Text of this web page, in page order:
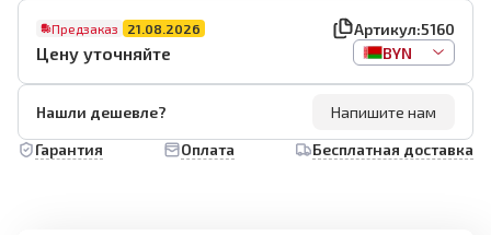
Предзаказ 21.08.2026 Артикул:5160
Цену уточняйте BYN
Нашли дешевле?
Напишите нам
Гарантия
Оплата Бесплатная доставка